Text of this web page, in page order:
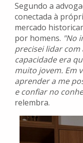
Segundo a
conectada à
mercado
por homens. "No
precisei lidar
capacidade era
muito jovem. Em
aprender a me
e confiar no
relembra.